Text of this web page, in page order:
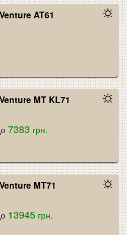
AT61
MT KL71
7383 грн.
MT71
13945 грн.